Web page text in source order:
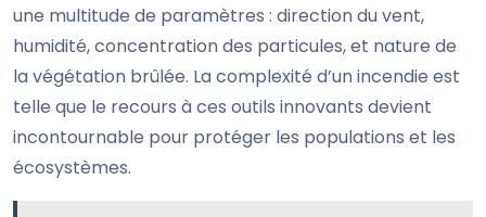
une multitude de paramètres : direction du vent,
humidité, concentration des particules, et nature de
la végétation brûlée. La complexité d’un incendie est
telle que le recours à ces outils innovants devient
incontournable pour protéger les populations et les
écosystèmes.